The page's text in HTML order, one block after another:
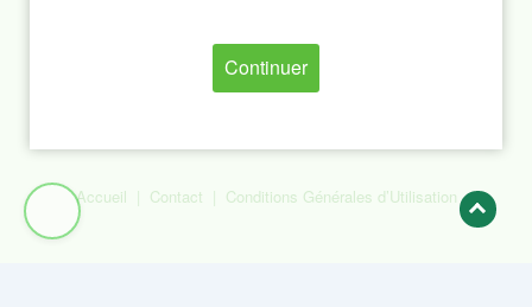
Continuer
Accueil | Contact | Conditions Générales d’Utilisation
Scroll